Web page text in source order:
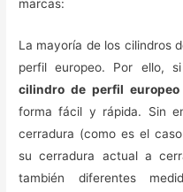
marcas:
La mayoría de los cilindros
perfil europeo. Por ello,
cilindro de perfil europeo
forma fácil y rápida. Sin
cerradura (como es el
su cerradura actual a
también diferentes